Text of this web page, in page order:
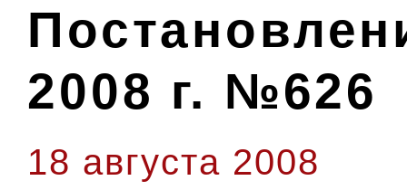
2008 г. №626
18 августа 2008